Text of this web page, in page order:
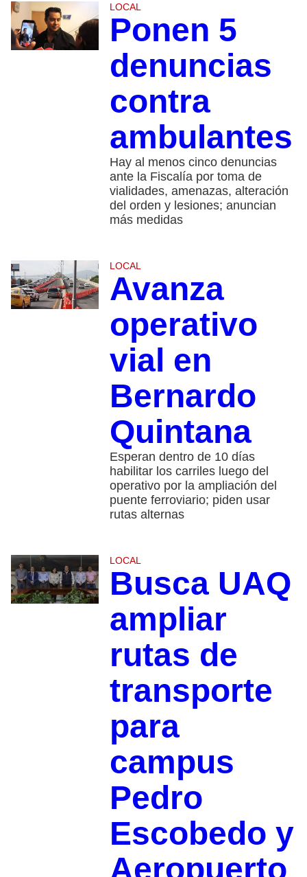
LOCAL
Ponen 5
denuncias
contra
ambulantes
Hay al menos cinco denuncias
ante la Fiscalía por toma de
vialidades, amenazas, alteración
del orden y lesiones; anuncian
más medidas
LOCAL
Avanza
operativo
vial en
Bernardo
Quintana
Esperan dentro de 10 días
habilitar los carriles luego del
operativo por la ampliación del
puente ferroviario; piden usar
rutas alternas
LOCAL
Busca UAQ
ampliar
rutas de
transporte
para
campus
Pedro
Escobedo y
Aeropuerto